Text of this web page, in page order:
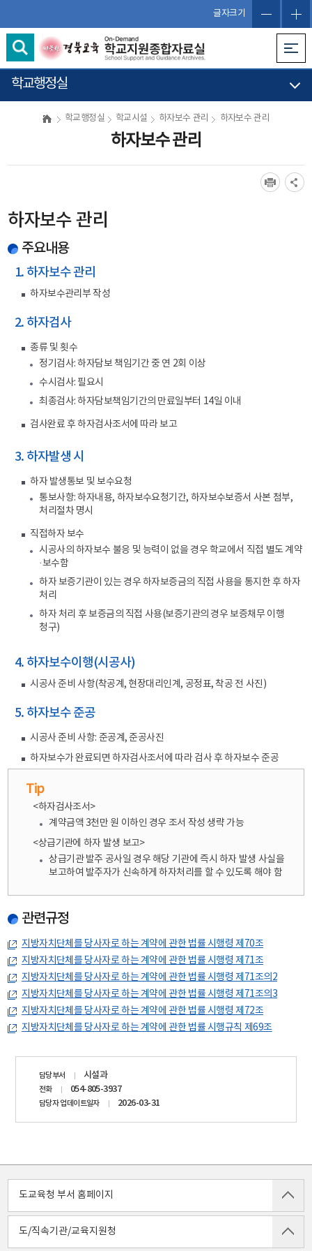
글자크기
학교행정실
학교행정실 학교시설 하자보수 관리 하자보수 관리
하자보수 관리
하자보수 관리
주요내용
1. 하자보수 관리
하자보수관리부 작성
2. 하자검사
종류 및 횟수
정기검사: 하자담보 책임기간 중 연 2회 이상
수시검사: 필요시
최종검사: 하자담보책임기간의 만료일부터 14일 이내
검사완료 후 하자검사조서에 따라 보고
3. 하자발생 시
하자 발생통보 및 보수요청
통보사항: 하자내용, 하자보수요청기간, 하자보수보증서 사본 첨부,
처리절차 명시
직접하자 보수
시공사의 하자보수 불응 및 능력이 없을 경우 학교에서 직접 별도 계약
·보수함
하자 보증기관이 있는 경우 하자보증금의 직접 사용을 통지한 후 하자
처리
하자 처리 후 보증금의 직접 사용(보증기관의 경우 보증채무 이행
청구)
4. 하자보수이행(시공사)
시공사 준비 사항(착공계, 현장대리인계, 공정표, 착공 전 사진)
5. 하자보수 준공
시공사 준비 사항: 준공계, 준공사진
하자보수가 완료되면 하자검사조서에 따라 검사 후 하자보수 준공
Tip
<하자검사조서>
계약금액 3천만 원 이하인 경우 조서 작성 생략 가능
<상급기관에 하자 발생 보고>
상급기관 발주 공사일 경우 해당 기관에 즉시 하자 발생 사실을
보고하여 발주자가 신속하게 하자처리를 할 수 있도록 해야 함
관련규정
지방자치단체를 당사자로 하는 계약에 관한 법률 시행령 제70조
지방자치단체를 당사자로 하는 계약에 관한 법률 시행령 제71조
지방자치단체를 당사자로 하는 계약에 관한 법률 시행령 제71조의2
지방자치단체를 당사자로 하는 계약에 관한 법률 시행령 제71조의3
지방자치단체를 당사자로 하는 계약에 관한 법률 시행령 제72조
지방자치단체를 당사자로 하는 계약에 관한 법률 시행규칙 제69조
담당부서 시설과
전화 054-805-3937
담당자 업데이트일자 2026-03-31
도교육청 부서 홈페이지
도/직속기관/교육지원청